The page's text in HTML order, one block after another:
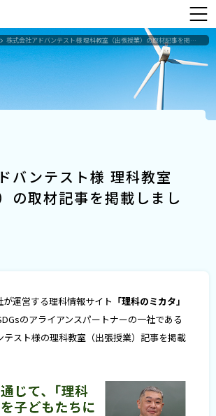
株式会社アドバンテスト様 理科教室（出張授業）の取材記事を掲載しました。
バンテスト様 理科教室
の取材記事を掲載しまし
運営する理科情報サイト 「理科のミカタ」
のアライアンスパートナーの一社である
テスト様の理科教室（出張授業）記事を掲載